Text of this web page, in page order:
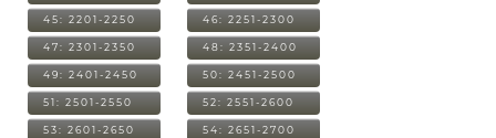
45: 2201-2250 46: 2251-2300
47: 2301-2350 48: 2351-2400
49: 2401-2450 50: 2451-2500
51: 2501-2550 52: 2551-2600
53: 2601-2650 54: 2651-2700